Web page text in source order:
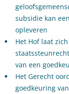
subsidie kan
opleveren
Het Hof laat
van een
Het Gerecht
goedkeuring